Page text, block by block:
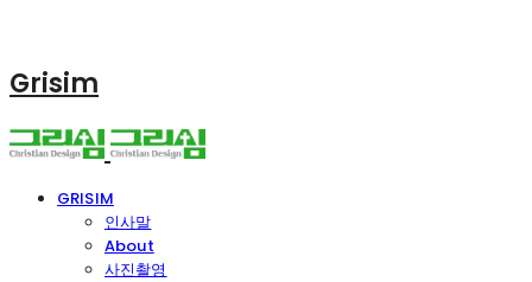
Grisim
GRISIM
인사말
About
사진촬영